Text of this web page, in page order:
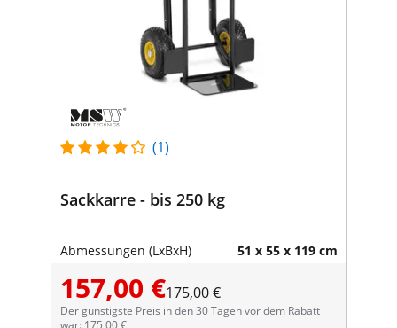
(1)
Sackkarre - bis 250 kg
Abmessungen (LxBxH) 51 x 55 x 119 cm
157,00 €175,00 €
Der günstigste Preis in den 30 Tagen vor dem Rabatt
war: 175,00 €